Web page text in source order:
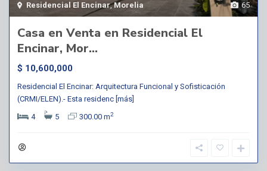
65
Residencial El Encinar,Morelia
Casa en Venta en Residencial El
Encinar, Mor...
$ 10,600,000
Residencial El Encinar: Arquitectura Funcional y Sofisticación
(CRMI/ELEN).- Esta residenc [más]
4
5 300.00 m2